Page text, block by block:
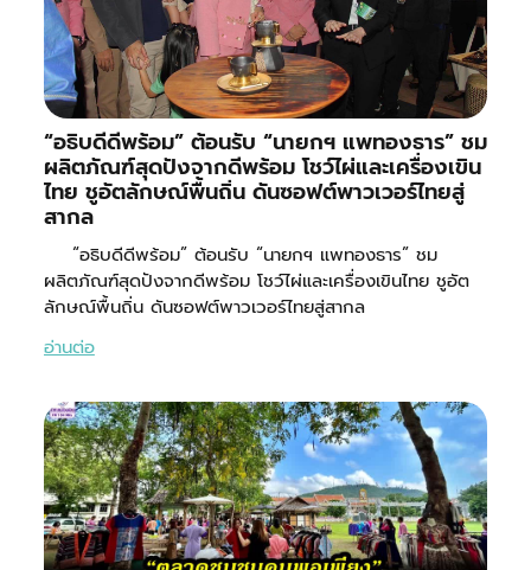
“อธิบดีดีพร้อม” ต้อนรับ “นายกฯ แพทองธาร” ชม
ผลิตภัณฑ์สุดปังจากดีพร้อม โชว์ไผ่และเครื่องเขิน
ไทย ชูอัตลักษณ์พื้นถิ่น ดันซอฟต์พาวเวอร์ไทยสู่
สากล
“อธิบดีดีพร้อม” ต้อนรับ “นายกฯ แพทองธาร” ชม
ผลิตภัณฑ์สุดปังจากดีพร้อม โชว์ไผ่และเครื่องเขินไทย ชูอัต
ลักษณ์พื้นถิ่น ดันซอฟต์พาวเวอร์ไทยสู่สากล
อ่านต่อ